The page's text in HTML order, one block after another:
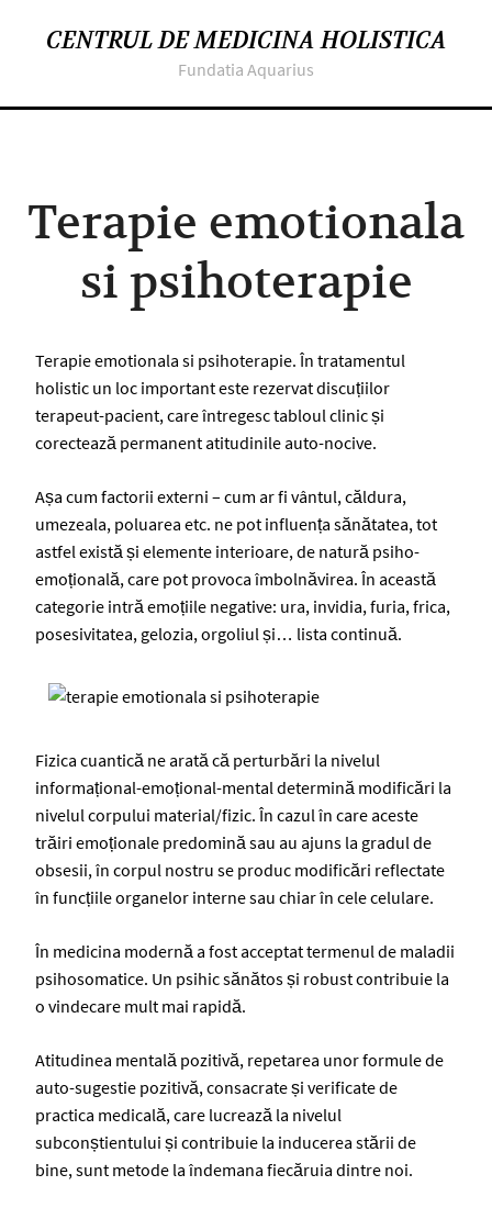
CENTRUL DE MEDICINA HOLISTICA
Fundatia Aquarius
Terapie emotionala
si psihoterapie
Terapie emotionala si psihoterapie. În tratamentul
holistic un loc important este rezervat discuțiilor
terapeut-pacient, care întregesc tabloul clinic și
corectează permanent atitudinile auto-nocive.
Așa cum factorii externi – cum ar fi vântul, căldura,
umezeala, poluarea etc. ne pot influența sănătatea, tot
astfel există și elemente interioare, de natură psiho-
emoțională, care pot provoca îmbolnăvirea. În această
categorie intră emoțiile negative: ura, invidia, furia, frica,
posesivitatea, gelozia, orgoliul și… lista continuă.
Fizica cuantică ne arată că perturbări la nivelul
informațional-emoțional-mental determină modificări la
nivelul corpului material/fizic. În cazul în care aceste
trăiri emoționale predomină sau au ajuns la gradul de
obsesii, în corpul nostru se produc modificări reflectate
în funcțiile organelor interne sau chiar în cele celulare.
În medicina modernă a fost acceptat termenul de maladii
psihosomatice. Un psihic sănătos și robust contribuie la
o vindecare mult mai rapidă.
Atitudinea mentală pozitivă, repetarea unor formule de
auto-sugestie pozitivă, consacrate și verificate de
practica medicală, care lucrează la nivelul
subconștientului și contribuie la inducerea stării de
bine, sunt metode la îndemana fiecăruia dintre noi.